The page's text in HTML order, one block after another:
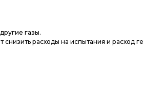
газы.
расходы на испытания и расход